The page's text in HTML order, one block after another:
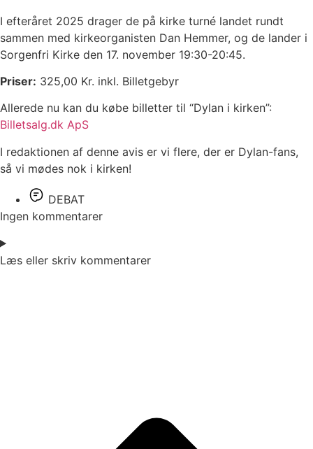
I efteråret 2025 drager de på kirke turné landet rundt
sammen med kirkeorganisten Dan Hemmer, og de lander i
Sorgenfri Kirke den 17. november 19:30-20:45.
Priser: 325,00 Kr. inkl. Billetgebyr
Allerede nu kan du købe billetter til “Dylan i kirken”:
Billetsalg.dk ApS
I redaktionen af denne avis er vi flere, der er Dylan-fans,
så vi mødes nok i kirken!
DEBAT
Ingen kommentarer
Læs eller skriv kommentarer